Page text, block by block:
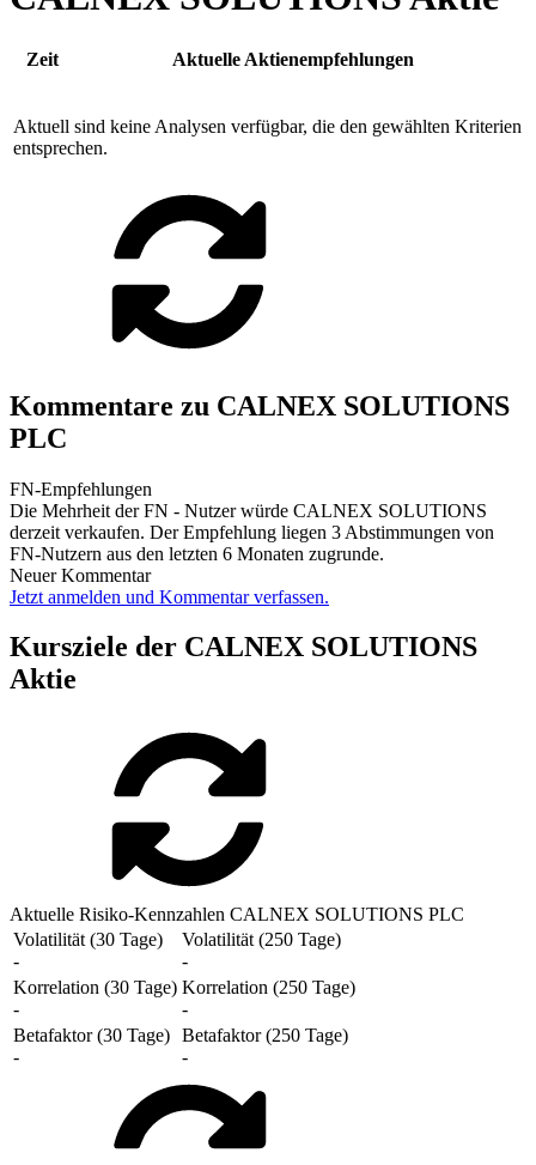
Zeit Aktuelle Aktienempfehlungen
Aktuell sind keine Analysen verfügbar, die den gewählten Kriterien
entsprechen.
Kommentare zu CALNEX SOLUTIONS
PLC
FN-Empfehlungen
Die Mehrheit der FN - Nutzer würde CALNEX SOLUTIONS
derzeit verkaufen. Der Empfehlung liegen 3 Abstimmungen von
FN-Nutzern aus den letzten 6 Monaten zugrunde.
Neuer Kommentar
Jetzt anmelden und Kommentar verfassen.
Kursziele der CALNEX SOLUTIONS
Aktie
Aktuelle Risiko-Kennzahlen CALNEX SOLUTIONS PLC
Volatilität (30 Tage)
-
Volatilität (250 Tage)
-
Korrelation (30 Tage)
-
Korrelation (250 Tage)
-
Betafaktor (30 Tage)
-
Betafaktor (250 Tage)
-